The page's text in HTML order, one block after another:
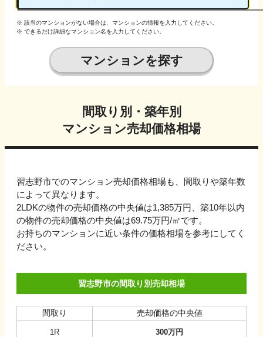
※ 該当のマンションがない場合は、マンションの情報を入力してください。
※ できるだけ詳細なマンション名を入力してください。
マンションを探す
間取り別・築年別
マンション売却価格相場
習志野市でのマンション売却価格相場も、間取りや築年数
によって異なります。
2LDKの物件の売却価格の中央値は1,385万円、 築10年以内
の物件の売却価格の中央値は69.75万円/㎡です。
お持ちのマンションに近い条件の価格相場を参考にしてく
ださい。
習志野市の間取り別売却相場
間取り 売却価格の中央値
1R 300万円